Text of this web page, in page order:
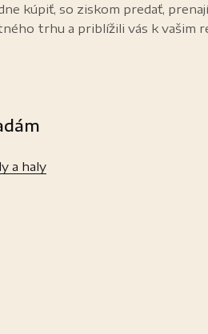
kúpiť, so ziskom predať,
trhu a priblížili vás k vašim
a haly